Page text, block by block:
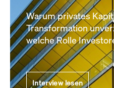
Warum privates
Transformation
welche Rolle
Interview lesen